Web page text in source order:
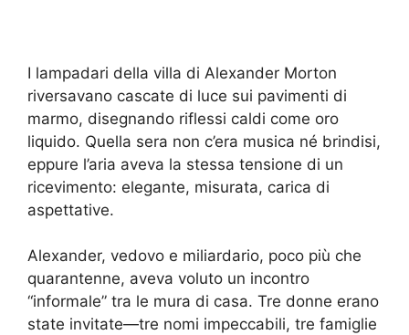
I lampadari della villa di Alexander Morton
riversavano cascate di luce sui pavimenti di
marmo, disegnando riflessi caldi come oro
liquido. Quella sera non c’era musica né brindisi,
eppure l’aria aveva la stessa tensione di un
ricevimento: elegante, misurata, carica di
aspettative.
Alexander, vedovo e miliardario, poco più che
quarantenne, aveva voluto un incontro
“informale” tra le mura di casa. Tre donne erano
state invitate—tre nomi impeccabili, tre famiglie